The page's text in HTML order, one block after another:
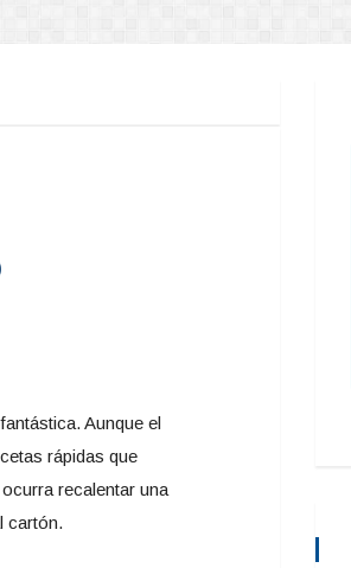
Aunque el
rápidas que
recalentar una
cartón.